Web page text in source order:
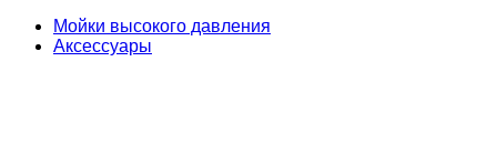
Мойки высокого давления
Аксессуары